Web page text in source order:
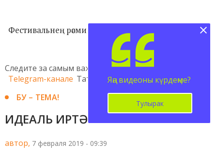
Фестивальнең рәсми сайты -
Следите за самым важным и интересным в
Telegram-канале Татмедиа
БУ – ТЕМА!
ИДЕАЛЬ ИРТӘ... ТЕЛЕФОНСЫЗ
автор, 7 февраля 2019 - 09:39
Яңа видеоны күрдеңме?
Тулырак